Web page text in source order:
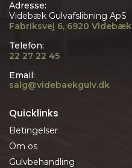
Adresse:
Videbæk Gulvafslibning ApS
Fabriksvej 6, 6920 Videbæk
Telefon:
22 27 22 45
Email:
salg@videbaekgulv.dk
Quicklinks
Betingelser
Om os
Gulvbehandling